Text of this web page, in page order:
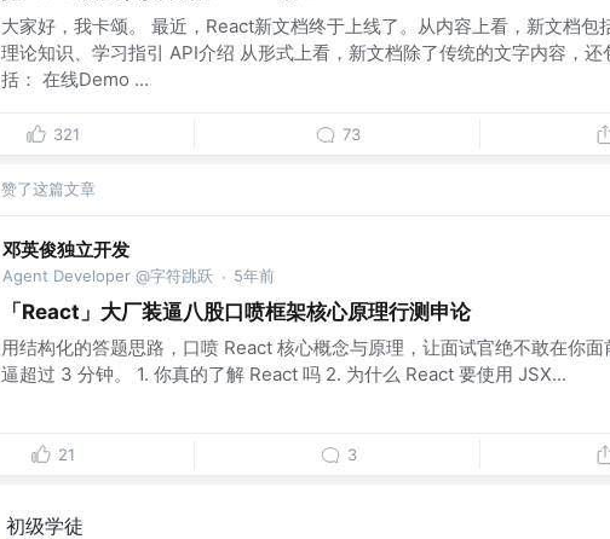
大家好，我卡颂。 最近，React新文档终于上线了。从内容上看，新文档包
理论知识、学习指引 API介绍 从形式上看，新文档除了传统的文字内容，还
括： 在线Demo ...
321 73
赞了这篇文章
邓英俊独立开发
Agent Developer @字符跳跃 · 5年前
「React」大厂装逼八股口喷框架核心原理行测申论
用结构化的答题思路，口喷 React 核心概念与原理，让面试官绝不敢在你面
逼超过 3 分钟。 1. 你真的了解 React 吗 2. 为什么 React 要使用 JSX...
21 3
初级学徒